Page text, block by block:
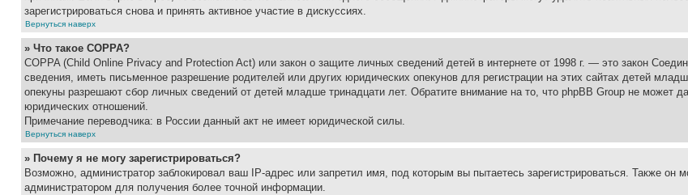
зарегистрироваться снова и принять активное участие в дискуссиях.
Вернуться наверх
» Что такое COPPA?
COPPA (Child Online Privacy and Protection Act) или закон о защите личных сведений детей в интернете от 1998 г. — это закон
сведения, иметь письменное разрешение родителей или других юридических опекунов для регистрации на этих сайтах детей
опекуны разрешают сбор личных сведений от детей младше тринадцати лет. Обратите внимание на то, что phpBB Group не может
юридических отношений.
Примечание переводчика: в России данный акт не имеет юридической силы.
Вернуться наверх
» Почему я не могу зарегистрироваться?
Возможно, администратор заблокировал ваш IP-адрес или запретил имя, под которым вы пытаетесь зарегистрироваться. Также он
администратором для получения более точной информации.